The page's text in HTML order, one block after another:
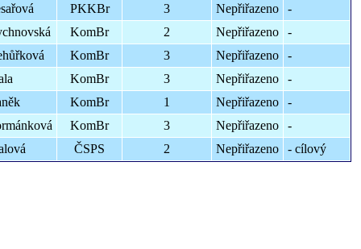
PKKBr 3 Nepřiřazeno
-
KomBr 2 Nepřiřazeno
-
KomBr 3 Nepřiřazeno
-
KomBr 3 Nepřiřazeno
-
KomBr 1 Nepřiřazeno
-
KomBr 3 Nepřiřazeno
-
ČSPS 2 Nepřiřazeno - cílový